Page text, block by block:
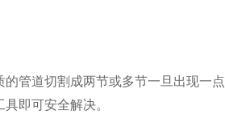
道切割成两节或多节一旦出现一点
即可安全解决。